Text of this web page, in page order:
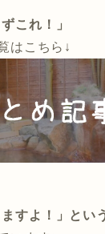
これ！」
はこちら↓
すよ！」とい